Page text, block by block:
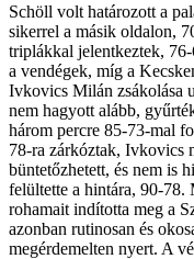
Schöll volt határozott a
sikerrel a másik oldalon,
triplákkal jelentkeztek,
a vendégek, míg a
Ivkovics Milán zsákolása
nem hagyott alább,
három percre 85-73-mal
78-ra zárkóztak, Ivkovics
büntetőzhetett, és nem is
felültette a hintára, 90-78.
rohamait indította meg a
azonban rutinosan és
megérdemelten nyert. A